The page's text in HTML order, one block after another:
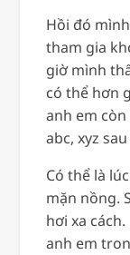
Hồi đó
tham gia
giờ mình
có thể hơn
anh em
abc, xyz
Có thể là
mặn nồng.
hơi xa
anh em